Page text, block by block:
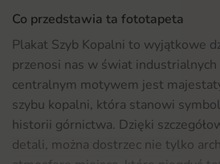
Co przedstawia ta fototapeta
Plakat Szyb Kopalni to wyjątkowe
przenosi nas w świat industrialnych
centralnym motywem jest
szybu kopalni, która stanowi
historii górnictwa. Dzięki
detali, można dostrzec nie tylko